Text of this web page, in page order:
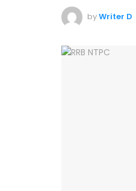
byWriter D